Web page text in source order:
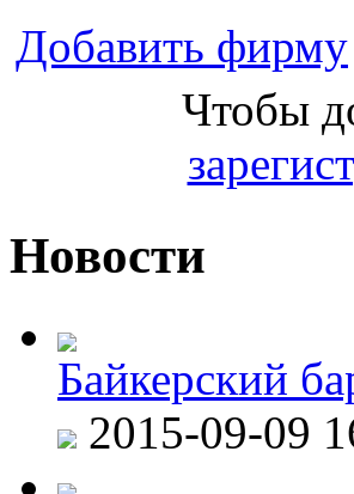
Добавить фирму
Чтобы
Новости
Байкерский
2015-09-09